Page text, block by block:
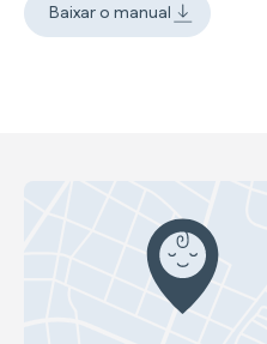
Baixar o manual